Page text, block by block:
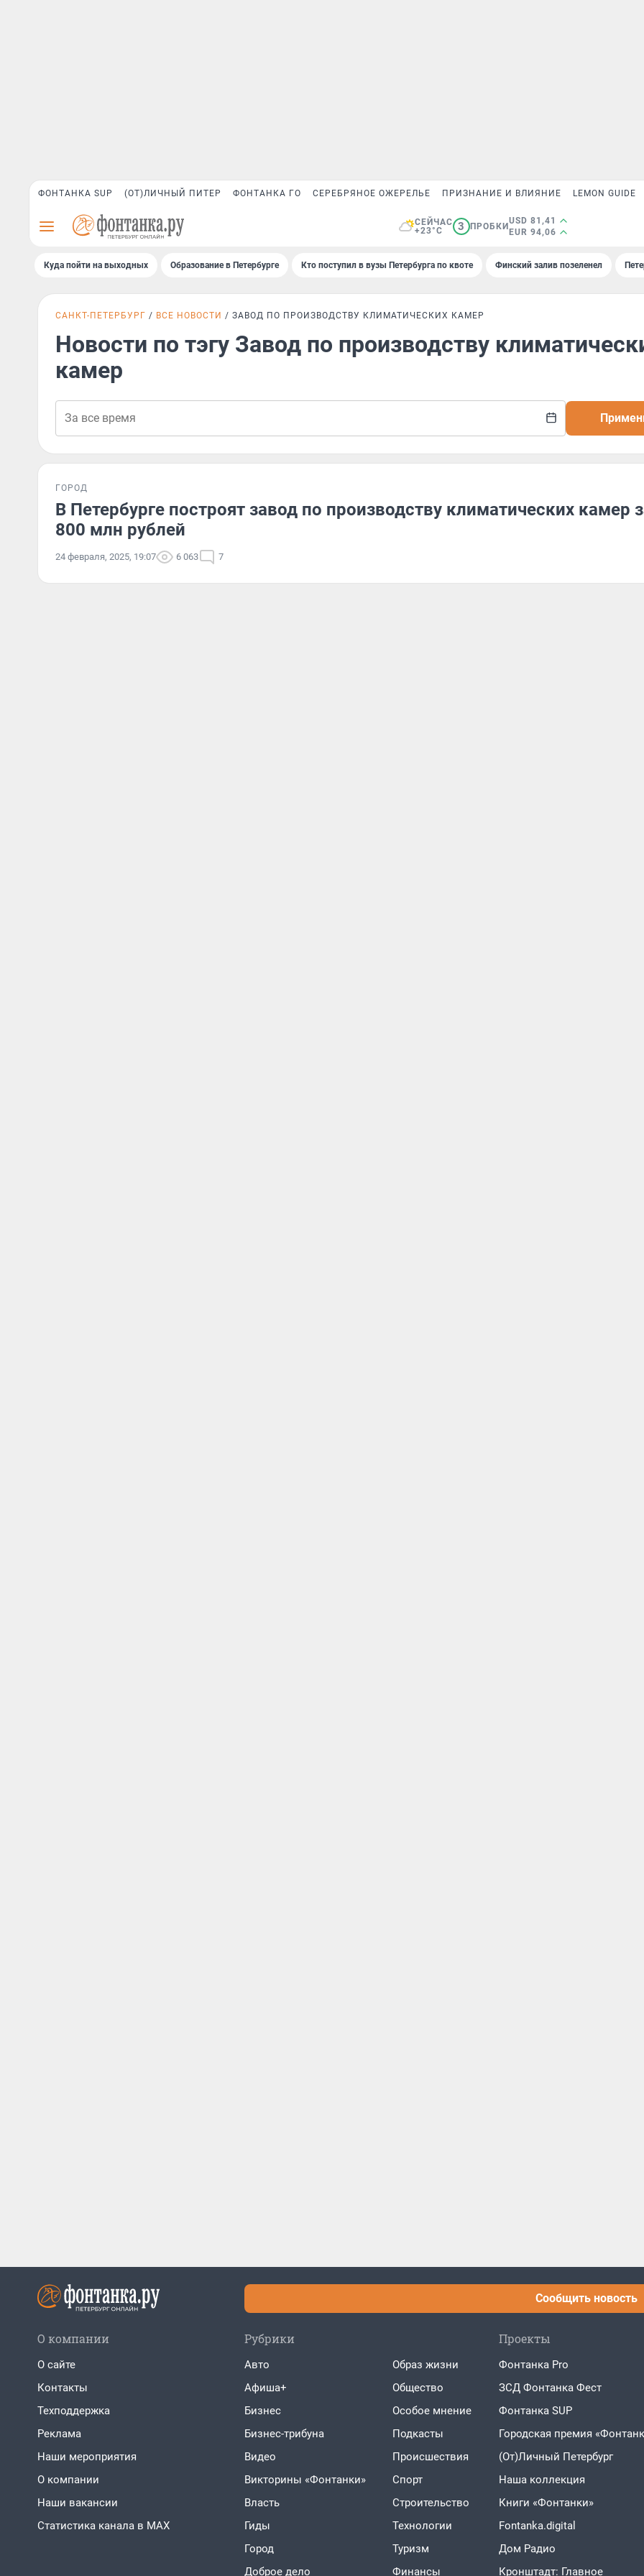
ФОНТАНКА SUP (ОТ)ЛИЧНЫЙ ПИТЕР ФОНТАНКА ГО СЕРЕБРЯНОЕ ОЖЕРЕЛЬЕ ПРИЗНАНИЕ И ВЛИЯНИЕ LEMON GUIDE
СЕЙЧАС
+23°C
3 ПРОБКИ
USD 81,41
EUR 94,06
Куда пойти на выходных Образование в Петербурге Кто поступил в вузы Петербурга по квоте Финский залив позеленел
САНКТ-ПЕТЕРБУРГ ВСЕ НОВОСТИ ЗАВОД ПО ПРОИЗВОДСТВУ КЛИМАТИЧЕСКИХ КАМЕР
Новости по тэгу Завод по производству
камер
ГОРОД
В Петербурге построят завод по производству климатических камер
800 млн рублей
24 февраля, 2025, 19:07 6 063 7
Сообщить новость
О компании
О сайте
Контакты
Техподдержка
Реклама
Наши мероприятия
О компании
Наши вакансии
Статистика канала в MAX
Рубрики
Авто
Афиша+
Бизнес
Бизнес-трибуна
Видео
Викторины «Фонтанки»
Власть
Гиды
Город
Доброе дело
Образ жизни
Общество
Особое мнение
Подкасты
Проиcшествия
Спорт
Строительство
Технологии
Туризм
Финансы
Проекты
Фонтанка Pro
ЗСД Фонтанка Фест
Фонтанка SUP
Городская премия
(От)Личный Петербург
Наша коллекция
Книги «Фонтанки»
Fontanka.digital
Дом Радио
Кронштадт: Главное